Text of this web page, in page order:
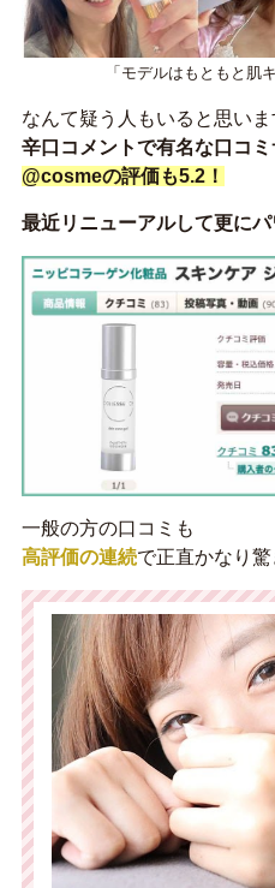
「モデルはもともと肌
なんて疑う人もいると思いま
辛口コメントで有名な口コミ
@cosmeの評価も5.2！
最近リニューアルして更にパ
一般の方の口コミも
高評価の連続で正直かなり驚